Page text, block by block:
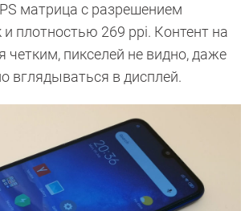
матрица с разрешением
и плотностью 269 ppi. Контент на
четким, пикселей не видно, даже
вглядываться в дисплей.